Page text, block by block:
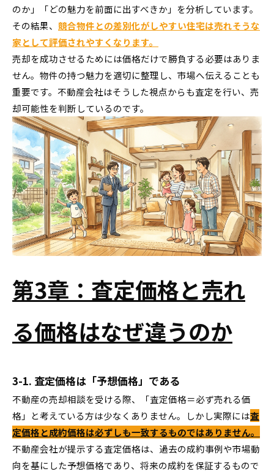
のか」「どの魅力を前面に出すべきか」を分析しています。
その結果、 競合物件との差別化がしやすい住宅は売れそうな
家として評価されやすくなります。
売却を成功させるためには価格だけで勝負する必要はありま
せん。物件の持つ魅力を適切に整理し、市場へ伝えることも
重要です。不動産会社はそうした視点からも査定を行い、売
却可能性を判断しているのです。
第3章：査定価格と売れ
る価格はなぜ違うのか
3-1. 査定価格は「予想価格」である
不動産の売却相談を受ける際、「査定価格＝必ず売れる価
格」と考えている方は少なくありません。しかし実際には査
定価格と成約価格は必ずしも一致するものではありません。
不動産会社が提示する査定価格は、過去の成約事例や市場動
向を基にした予想価格であり、将来の成約を保証するもので